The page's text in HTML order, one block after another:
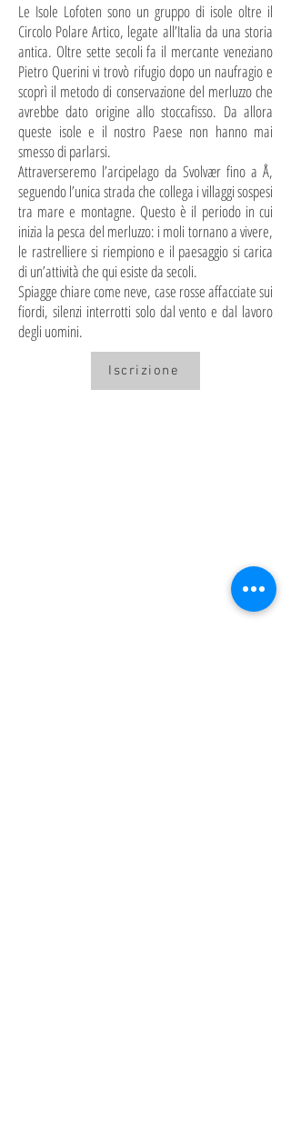
Le Isole Lofoten sono un gruppo di isole oltre il
Circolo Polare Artico, legate all’Italia da una storia
antica. Oltre sette secoli fa il mercante veneziano
Pietro Querini vi trovò rifugio dopo un naufragio e
scoprì il metodo di conservazione del merluzzo che
avrebbe dato origine allo stoccafisso. Da allora
queste isole e il nostro Paese non hanno mai
smesso di parlarsi.
Attraverseremo l’arcipelago da Svolvær fino a Å,
seguendo l’unica strada che collega i villaggi sospesi
tra mare e montagne. Questo è il periodo in cui
inizia la pesca del merluzzo: i moli tornano a vivere,
le rastrelliere si riempiono e il paesaggio si carica
di un’attività che qui esiste da secoli.
Spiagge chiare come neve, case rosse affacciate sui
fiordi, silenzi interrotti solo dal vento e dal lavoro
degli uomini.
Iscrizione